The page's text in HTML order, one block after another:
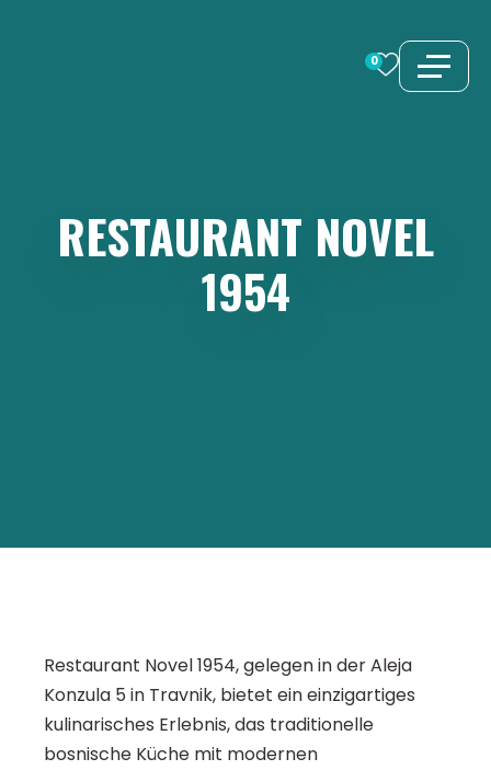
0
RESTAURANT NOVEL
1954
Restaurant Novel 1954, gelegen in der Aleja
Konzula 5 in Travnik, bietet ein einzigartiges
kulinarisches Erlebnis, das traditionelle
bosnische Küche mit modernen